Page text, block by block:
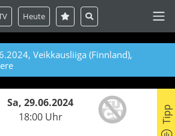
Heute
Veikkausliiga (Finnland),
Sa, 29.06.2024
18:00 Uhr
Tipp